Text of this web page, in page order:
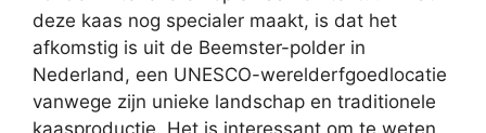
deze kaas nog specialer maakt, is dat het
afkomstig is uit de Beemster-polder in
Nederland, een UNESCO-werelderfgoedlocatie
vanwege zijn unieke landschap en traditionele